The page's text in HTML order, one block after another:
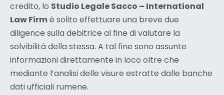
credito, lo Studio Legale Sacco – International
Law Firmè solito effettuare una breve due
diligence sulla debitrice al fine di valutare la
solvibilità della stessa. A tal fine sono assunte
informazioni direttamente in loco oltre che
mediante l’analisi delle visure estratte dalle banche
dati ufficiali rumene.